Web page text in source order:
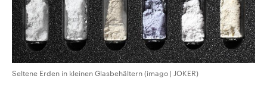
Seltene Erden in kleinen Glasbehältern (imago | JOKER)